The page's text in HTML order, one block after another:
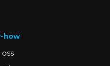
how